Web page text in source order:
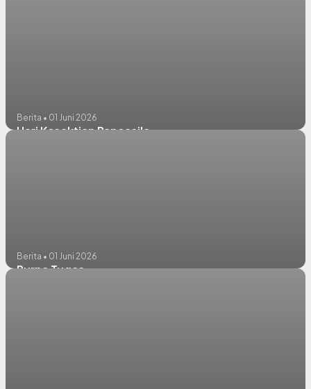
Berita • 01 Juni 2026
Hari Kesaktian Pancasila
Berita • 01 Juni 2026
Purna Tugas